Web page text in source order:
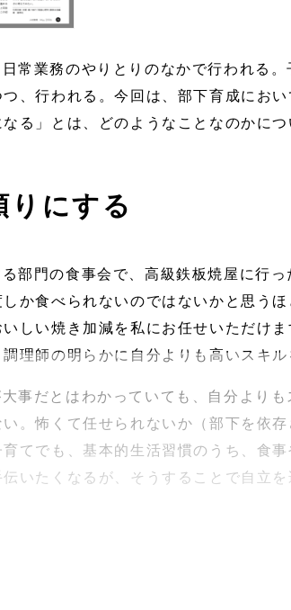
常業務のやりとりのなかで行われる
つ、行われる。今回は、部下育成にお
る」とは、どのようなことなのかにつ
りにする
部門の食事会で、高級鉄板焼屋に行
か食べられないのではないかと思う
しい焼き加減を私にお任せいただけ
理師の明らかに自分よりも高いスキル
事だとはわかっていても、自分より
。怖くて任せられないか（部下を依
てでも、基本的生活習慣のうち、食
伝いたくなるが、そうすることで自立